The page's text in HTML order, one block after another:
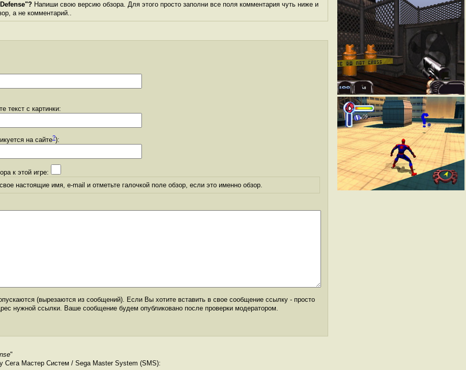
Напиши свою версию обзора. Для этого просто заполни все поля комментария чуть ниже и
а не комментарий..
текст с картинки:
на сайте?):
к этой игре:
настоящие имя, e-mail и отметьте галочкой поле обзор, если это именно обзор.
(вырезаются из сообщений). Если Вы хотите вставить в свое сообщение ссылку - просто
нужной ссылки. Ваше сообщение будем опубликовано после проверки модератором.
"
Сега Мастер Систем / Sega Master System (SMS):